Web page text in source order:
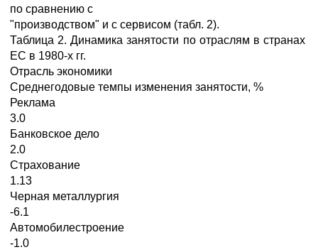
по сравнению с
"производством" и с сервисом (табл. 2).
Таблица 2. Динамика занятости по отраслям в странах
ЕС в 1980-х гг.
Отрасль экономики
Среднегодовые темпы изменения занятости, %
Реклама
3.0
Банковское дело
2.0
Страхование
1.13
Черная металлургия
-6.1
Автомобилестроение
-1.0